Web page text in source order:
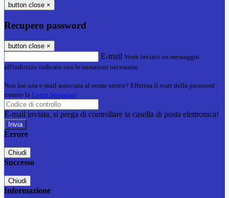
button close ×
Recupero password
button close ×
E-mail Verrà inviato un messaggio
all'indirizzo indicato con le istruzioni necessarie.
Non hai una e-mail associata al nome utente? Effettua il reset della password
tramite la Login Spaggiari
E-mail inviata, si prega di controllare la casella di posta elettronica!
Errore
Chiudi
Successo
Chiudi
Informazione